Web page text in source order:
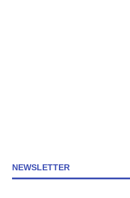
NEWSLETTER